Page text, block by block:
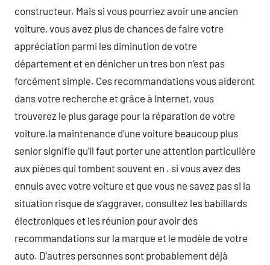
constructeur. Mais si vous pourriez avoir une ancien
voiture, vous avez plus de chances de faire votre
appréciation parmi les diminution de votre
département et en dénicher un tres bon n’est pas
forcément simple. Ces recommandations vous aideront
dans votre recherche et grâce à Internet, vous
trouverez le plus garage pour la réparation de votre
voiture.la maintenance d’une voiture beaucoup plus
senior signifie qu’il faut porter une attention particulière
aux pièces qui tombent souvent en . si vous avez des
ennuis avec votre voiture et que vous ne savez pas si la
situation risque de s’aggraver, consultez les babillards
électroniques et les réunion pour avoir des
recommandations sur la marque et le modèle de votre
auto. D’autres personnes sont probablement déjà